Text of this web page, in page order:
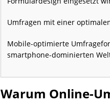
Umfragen mit einer
Mobile-optimierte
smartphone-dominierten
Warum Online-